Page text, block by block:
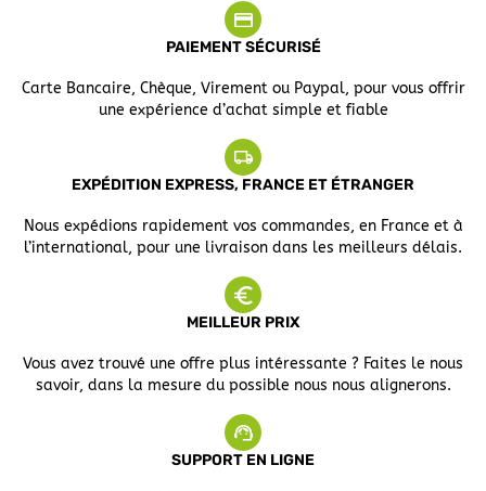
PAIEMENT SÉCURISÉ
Carte Bancaire, Chèque, Virement ou Paypal, pour vous offrir
une expérience d’achat simple et fiable
EXPÉDITION EXPRESS, FRANCE ET ÉTRANGER
Nous expédions rapidement vos commandes, en France et à
l’international, pour une livraison dans les meilleurs délais.
MEILLEUR PRIX
Vous avez trouvé une offre plus intéressante ? Faites le nous
savoir, dans la mesure du possible nous nous alignerons.
SUPPORT EN LIGNE